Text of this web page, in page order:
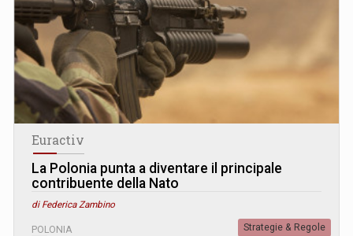
Euractiv
La Polonia punta a diventare il principale
contribuente della Nato
di Federica Zambino
POLONIA Strategie & Regole